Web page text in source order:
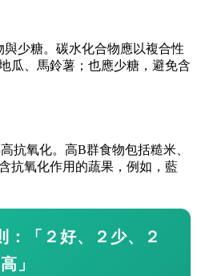
與少糖。碳水化合物應以複合性
瓜、馬鈴薯；也應少糖，避免含
抗氧化。高B群食物包括糙米、
抗氧化作用的蔬果，例如，藍
：「２好、２少、２
高」